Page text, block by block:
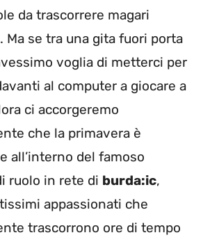
da trascorrere magari
Ma se tra una gita fuori porta
voglia di metterci per
al computer a giocare a
ci accorgeremo
che la primavera è
all’interno del famoso
ruolo in rete di burda:ic,
appassionati che
trascorrono ore di tempo